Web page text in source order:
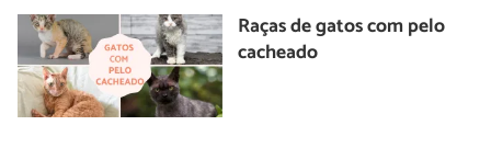
Raças de gatos com pelo
cacheado